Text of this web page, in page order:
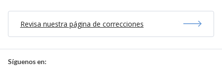
Revisa nuestra página de correcciones
Síguenos en: